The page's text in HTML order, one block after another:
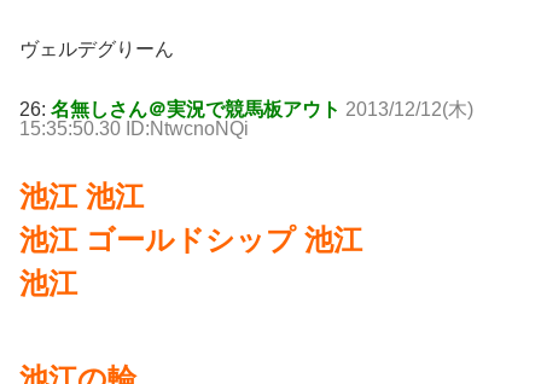
ヴェルデグりーん
26: 名無しさん＠実況で競馬板アウト 2013/12/12(木)
15:35:50.30 ID:NtwcnoNQi
池江 池江
池江 ゴールドシップ 池江
池江